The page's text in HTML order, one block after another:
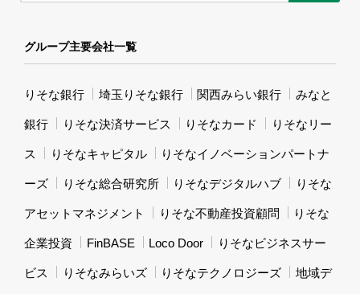
グループ主要会社一覧
りそな銀行 埼玉りそな銀行 関西みらい銀行 みなと
銀行 りそな決済サービス りそなカード りそなリー
ス りそなキャピタル りそなイノベーションパートナ
ーズ りそな総合研究所 りそなデジタルハブ りそな
アセットマネジメント りそな不動産投資顧問 りそな
企業投資 FinBASE Loco Door りそなビジネスサー
ビス りそなみらいズ りそなテクノロジーズ 地域デ